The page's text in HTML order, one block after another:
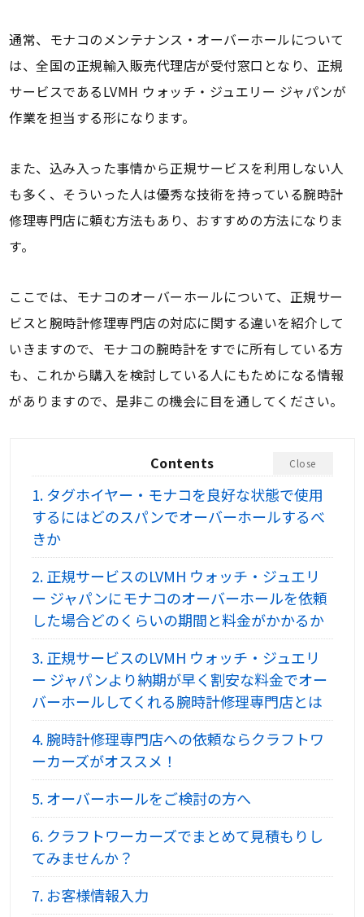
通常、モナコのメンテナンス・オーバーホールについて
は、全国の正規輸入販売代理店が受付窓口となり、正規
サービスであるLVMH ウォッチ・ジュエリー ジャパンが
作業を担当する形になります。
また、込み入った事情から正規サービスを利用しない人
も多く、そういった人は優秀な技術を持っている腕時計
修理専門店に頼む方法もあり、おすすめの方法になりま
す。
ここでは、モナコのオーバーホールについて、正規サー
ビスと腕時計修理専門店の対応に関する違いを紹介して
いきますので、モナコの腕時計をすでに所有している方
も、これから購入を検討している人にもためになる情報
がありますので、是非この機会に目を通してください。
Contents Close
1.タグホイヤー・モナコを良好な状態で使用
するにはどのスパンでオーバーホールするべ
きか
2.正規サービスのLVMH ウォッチ・ジュエリ
ー ジャパンにモナコのオーバーホールを依頼
した場合どのくらいの期間と料金がかかるか
3.正規サービスのLVMH ウォッチ・ジュエリ
ー ジャパンより納期が早く割安な料金でオー
バーホールしてくれる腕時計修理専門店とは
4.腕時計修理専門店への依頼ならクラフトワ
ーカーズがオススメ！
5.オーバーホールをご検討の方へ
6.クラフトワーカーズでまとめて見積もりし
てみませんか？
7.お客様情報入力